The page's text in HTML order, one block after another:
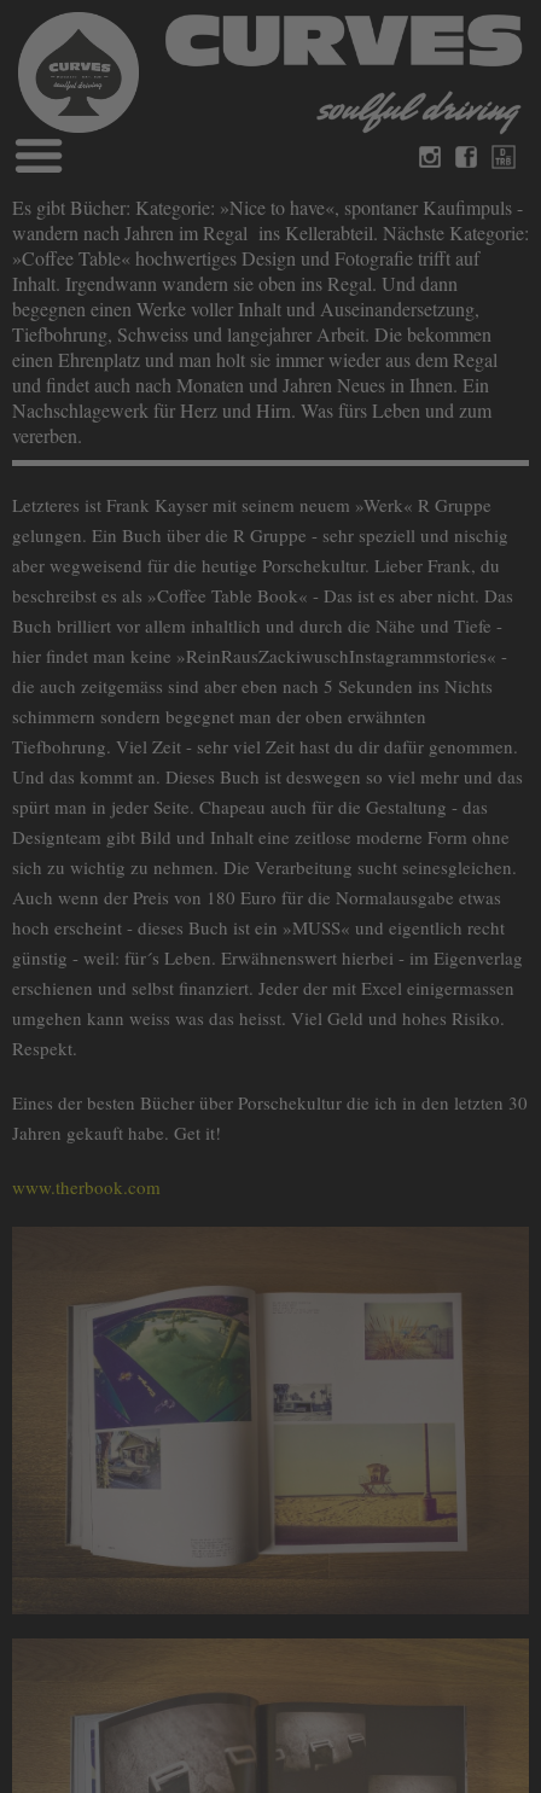
Blog
Magazine
Bücher
Videos
Deutsch Englisch
über Curves
Impressum
Datenschutz
Kontakt
Es gibt Bücher: Kategorie: »Nice to have«, spontaner Kaufimpuls -
wandern nach Jahren im Regal ins Kellerabteil. Nächste Kategorie:
»Coffee Table« hochwertiges Design und Fotografie trifft auf
Inhalt. Irgendwann wandern sie oben ins Regal. Und dann
begegnen einen Werke voller Inhalt und Auseinandersetzung,
Tiefbohrung, Schweiss und langejahrer Arbeit. Die bekommen
einen Ehrenplatz und man holt sie immer wieder aus dem Regal
und findet auch nach Monaten und Jahren Neues in Ihnen. Ein
Nachschlagewerk für Herz und Hirn. Was fürs Leben und zum
vererben.
Letzteres ist Frank Kayser mit seinem neuem »Werk« R Gruppe
gelungen. Ein Buch über die R Gruppe - sehr speziell und nischig
aber wegweisend für die heutige Porschekultur. Lieber Frank, du
beschreibst es als »Coffee Table Book« - Das ist es aber nicht. Das
Buch brilliert vor allem inhaltlich und durch die Nähe und Tiefe -
hier findet man keine »ReinRausZackiwuschInstagrammstories« -
die auch zeitgemäss sind aber eben nach 5 Sekunden ins Nichts
schimmern sondern begegnet man der oben erwähnten
Tiefbohrung. Viel Zeit - sehr viel Zeit hast du dir dafür genommen.
Und das kommt an. Dieses Buch ist deswegen so viel mehr und das
spürt man in jeder Seite. Chapeau auch für die Gestaltung - das
Designteam gibt Bild und Inhalt eine zeitlose moderne Form ohne
sich zu wichtig zu nehmen. Die Verarbeitung sucht seinesgleichen.
Auch wenn der Preis von 180 Euro für die Normalausgabe etwas
hoch erscheint - dieses Buch ist ein »MUSS« und eigentlich recht
günstig - weil: für´s Leben. Erwähnenswert hierbei - im Eigenverlag
erschienen und selbst finanziert. Jeder der mit Excel einigermassen
umgehen kann weiss was das heisst. Viel Geld und hohes Risiko.
Respekt.
Eines der besten Bücher über Porschekultur die ich in den letzten 30
Jahren gekauft habe. Get it!
www.therbook.com